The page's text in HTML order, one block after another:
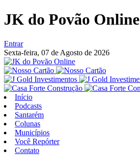
JK do Povão Online
Entrar
Sexta-feira, 07 de Agosto de 2026
Início
Podcasts
Santarém
Colunas
Municípios
Você Repórter
Contato